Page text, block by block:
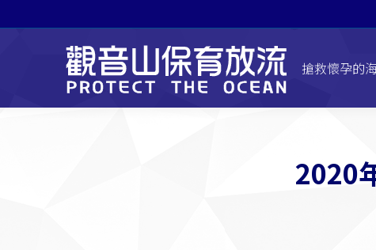
搶救懷孕的
2020